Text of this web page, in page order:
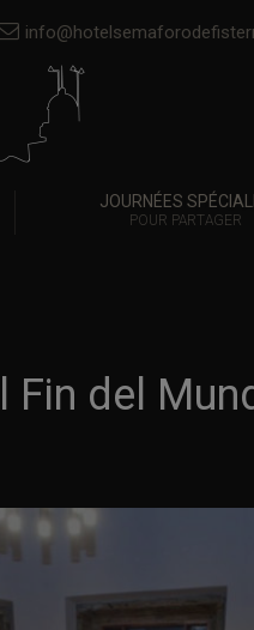
JOURNÉES
POUR PARTAGER
Fin del